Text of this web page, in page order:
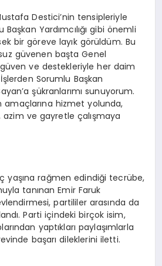
Destici’nin tensipleriyle
Yardımcılığı gibi önemli
bir göreve layık görüldüm. Bu
güvenen başta Genel
güven ve destekleriyle her daim
Sorumlu Başkan
şükranlarımı sunuyorum.
amaçlarına hizmet yolunda,
ve gayretle çalışmaya
yaşına rağmen edindiği tecrübe,
tanınan Emir Faruk
partililer arasında da
Parti içindeki birçok isim,
yaptıkları paylaşımlarla
başarı dileklerini iletti.